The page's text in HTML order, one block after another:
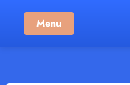
Menu